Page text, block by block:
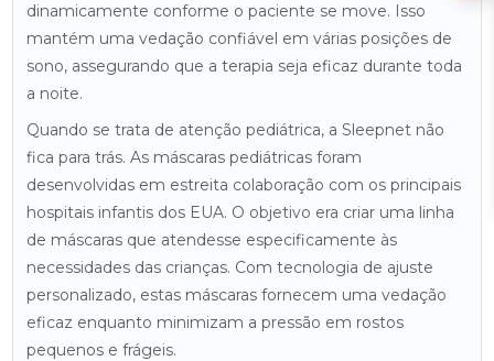
dinamicamente conforme o paciente se move. Isso
mantém uma vedação confiável em várias posições de
sono, assegurando que a terapia seja eficaz durante toda
a noite.
Quando se trata de atenção pediátrica, a Sleepnet não
fica para trás. As máscaras pediátricas foram
desenvolvidas em estreita colaboração com os principais
hospitais infantis dos EUA. O objetivo era criar uma linha
de máscaras que atendesse especificamente às
necessidades das crianças. Com tecnologia de ajuste
personalizado, estas máscaras fornecem uma vedação
eficaz enquanto minimizam a pressão em rostos
pequenos e frágeis.